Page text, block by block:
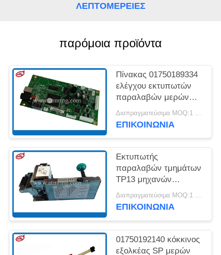
ΠΟΛΙΤΙΚΉ
ΑΠΟΡΡΉΤΟΥ
ΛΕΠΤΟΜΈΡΕΙΕΣ
παρόμοια προϊόντα
Πίνακας 01750189334
ελέγχου εκτυπωτών
παραλαβών μερών
PC280 TP13 Wincor
ATM
Διαπραγματεύσιμα MOQ:1 μονάδα
ΕΠΙΚΟΙΝΩΝΊΑ
Εκτυπωτής
παραλαβών τμημάτων
TP13 μηχανών
Procash PC280 ATM
Wincor
Διαπραγματεύσιμα MOQ:1 μονάδα
ΕΠΙΚΟΙΝΩΝΊΑ
01750192140 κόκκινος
εξολκέας SP μερών